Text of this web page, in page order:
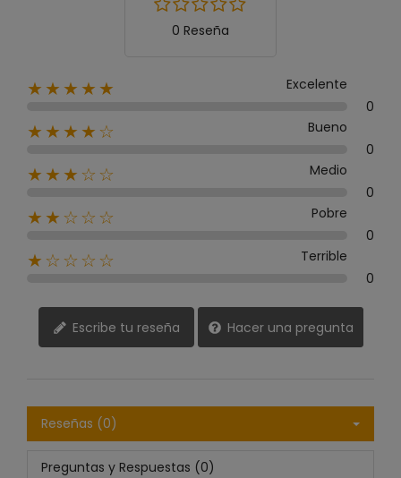
0 Reseña
★★★★★
Excelente
0
★★★★☆
Bueno
0
★★★☆☆
Medio
0
★★☆☆☆
Pobre
0
★☆☆☆☆
Terrible
0
Escribe tu reseña Hacer una pregunta
Reseñas (0)
Preguntas y Respuestas (0)